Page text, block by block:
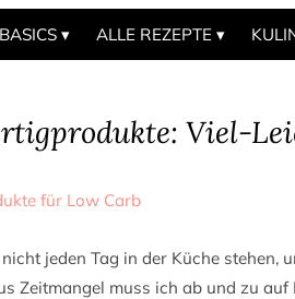
ALLE REZEPTE
Viel-
für Low Carb
jeden Tag in der Küche stehen,
Zeitmangel muss ich ab und zu